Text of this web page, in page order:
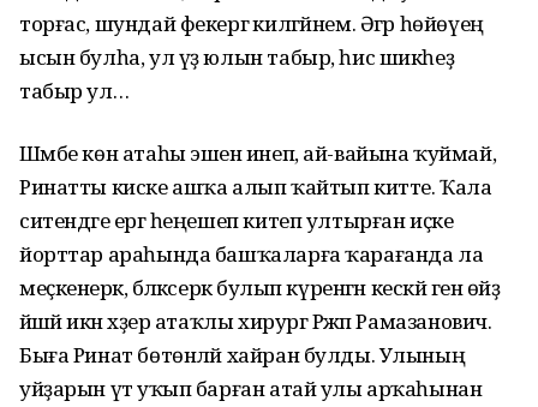
торғас, шундай фекергә килгәйнем. Әгәр һөйөүең
ысын булһа, ул үҙ юлын табыр, һис шикһеҙ
табыр ул…
Шәмбе көн атаһы эшенә инеп, ай-вайына ҡуймай,
Ринатты киске ашҡа алып ҡайтып китте. Ҡала
ситендәге ергә һеңешеп китеп ултырған иҫке
йорттар араһында башҡаларға ҡарағанда ла
меҫкенерәк, бәләкәсерәк булып күренгән кескәй генә өйҙә
йәшәй икән хәҙер атаҡлы хирург Рәжәп Рамазанович.
Быға Ринат бөтөнләй хайран булды. Улының
уйҙарын үтә уҡып барған атай улы арҡаһынан